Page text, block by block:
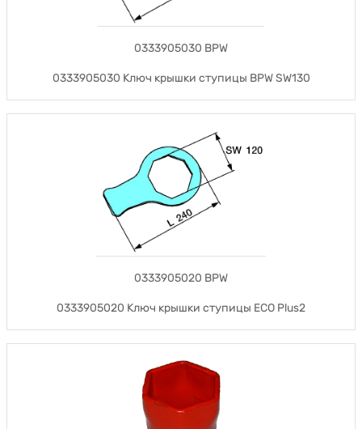
0333905030 BPW
0333905030 Ключ крышки ступицы BPW SW130
0333905020 BPW
0333905020 Ключ крышки ступицы ECO Plus2